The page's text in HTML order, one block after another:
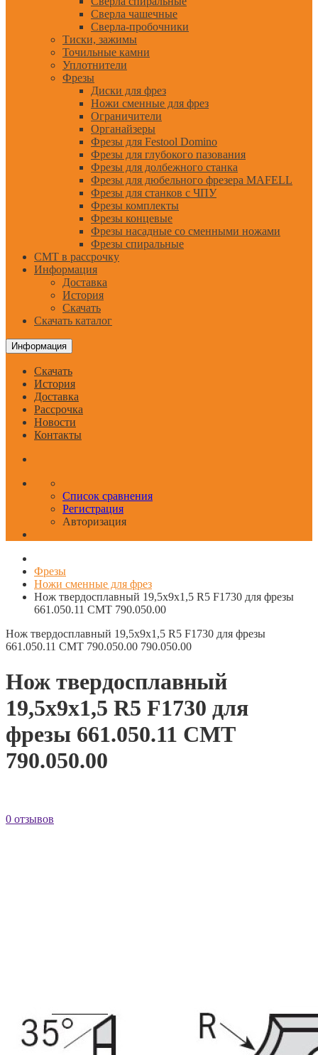
Сверла чашечные
Сверла-пробочники
Тиски, зажимы
Точильные камни
Уплотнители
Фрезы
Диски для фрез
Ножи сменные для фрез
Ограничители
Органайзеры
Фрезы для Festool Domino
Фрезы для глубокого пазования
Фрезы для долбежного станка
Фрезы для дюбельного фрезера MAFELL
Фрезы для станков с ЧПУ
Фрезы комплекты
Фрезы концевые
Фрезы насадные со сменными ножами
Фрезы спиральные
CMT в рассрочку
Информация
Доставка
История
Скачать
Скачать каталог
Информация
Скачать
История
Доставка
Рассрочка
Новости
Контакты
Список сравнения
Регистрация
Авторизация
Фрезы
Ножи сменные для фрез
Нож твердосплавный 19,5x9x1,5 R5 F1730 для фрезы
661.050.11 CMT 790.050.00
Нож твердосплавный 19,5x9x1,5 R5 F1730 для фрезы
661.050.11 CMT 790.050.00 790.050.00
Нож твердосплавный
19,5x9x1,5 R5 F1730 для
фрезы 661.050.11 CMT
790.050.00
0 отзывов